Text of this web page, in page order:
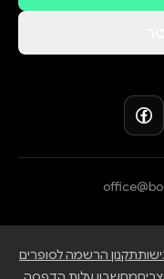
תקנון הרשמה לסופרים